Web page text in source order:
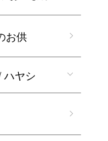
お供
ハヤシ